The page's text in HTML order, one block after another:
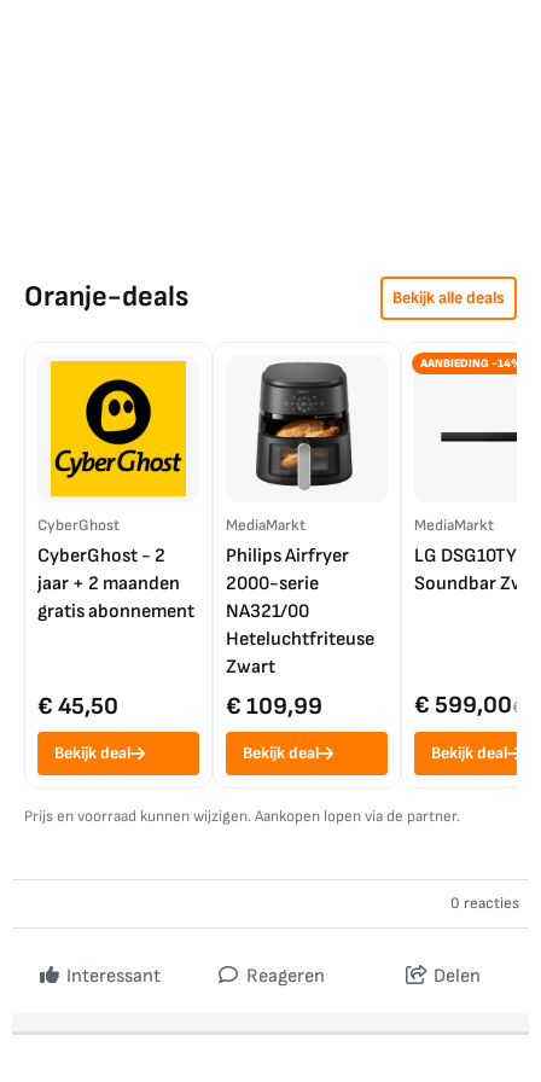
Oranje-deals Bekijk alle deals
CyberGhost
CyberGhost - 2
jaar + 2 maanden
gratis abonnement
€ 45,50
Bekijk deal
MediaMarkt
Philips Airfryer
2000-serie
NA321/00
Heteluchtfriteuse
Zwart
€ 109,99
Bekijk deal
AANBIEDING -14%
MediaMarkt
LG DSG10TY
Soundbar
€ 599,00€
Bekijk deal
Prijs en voorraad kunnen wijzigen. Aankopen lopen via de partner.
0 reacties
Interessant Reageren Delen